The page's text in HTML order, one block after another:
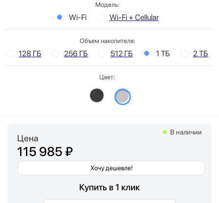
Модель:
Wi-Fi Wi-Fi + Cellular
Объем накопителя:
128 ГБ 256 ГБ 512 ГБ 1 ТБ 2 ТБ
Цвет:
Цена
115 985 ₽
Хочу дешевле!
В наличии
Купить в 1 клик